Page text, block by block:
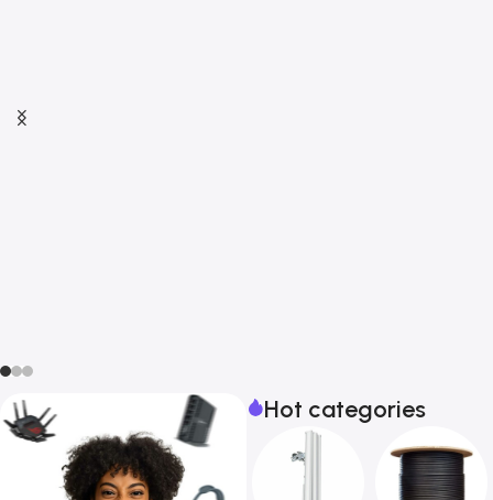
Hot categories